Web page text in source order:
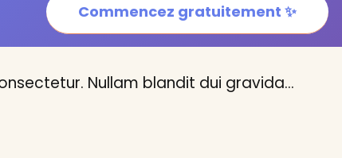
Commencez gratuitement ✨
Nullam blandit dui gravida…